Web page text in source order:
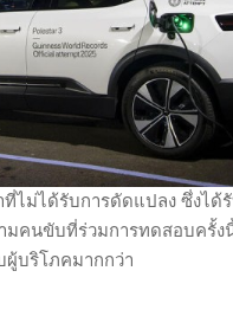
ม่ได้รับการดัดแปลง ซึ่งได้
มคนขับที่ร่วมการทดสอบครั้
ผู้บริโภคมากกว่า